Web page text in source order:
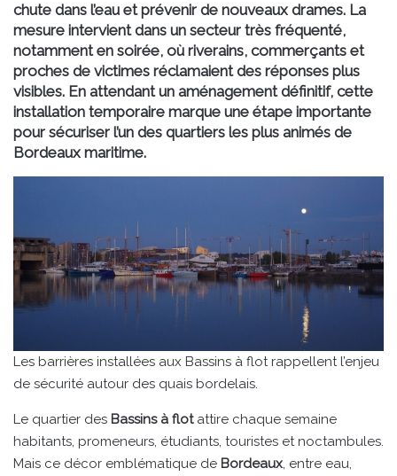
chute dans l’eau et prévenir de nouveaux drames. La
mesure intervient dans un secteur très fréquenté,
notamment en soirée, où riverains, commerçants et
proches de victimes réclamaient des réponses plus
visibles. En attendant un aménagement définitif, cette
installation temporaire marque une étape importante
pour sécuriser l’un des quartiers les plus animés de
Bordeaux maritime.
Les barrières installées aux Bassins à flot rappellent l’enjeu
de sécurité autour des quais bordelais.
Le quartier des Bassins à flotattire chaque semaine
habitants, promeneurs, étudiants, touristes et noctambules.
Mais ce décor emblématique de Bordeaux, entre eau,